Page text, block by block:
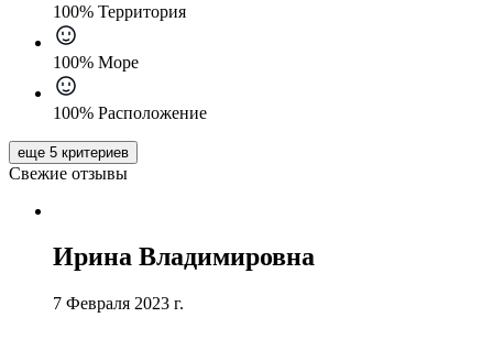
100% Территория
100% Море
100% Расположение
еще 5 критериев
Свежие отзывы
Ирина Владимировна
7 Февраля 2023 г.